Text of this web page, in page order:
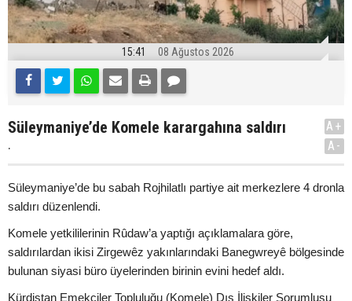
15:41 08 Ağustos 2026
Süleymaniye’de Komele karargahına saldırı
.
A+
A-
Süleymaniye’de bu sabah Rojhilatlı partiye ait merkezlere 4 dronla
saldırı düzenlendi.
Komele yetkililerinin Rûdaw’a yaptığı açıklamalara göre,
saldırılardan ikisi Zirgewêz yakınlarındaki Banegwreyê bölgesinde
bulunan siyasi büro üyelerinden birinin evini hedef aldı.
Kürdistan Emekçiler Topluluğu (Komele) Dış İlişkiler Sorumlusu